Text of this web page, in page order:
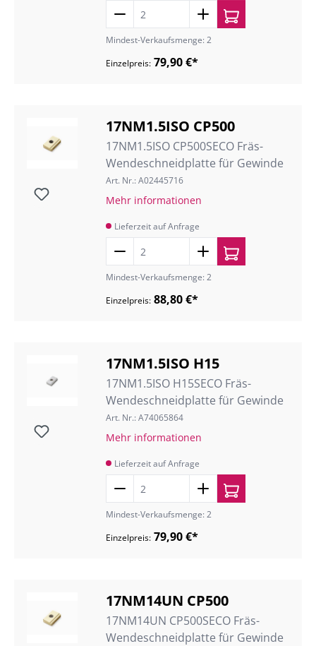
Mindest-Verkaufsmenge: 2
Einzelpreis: 79,90 €*
17NM1.5ISO CP500
17NM1.5ISO CP500SECO Fräs-
Wendeschneidplatte für Gewinde
Art. Nr.: A02445716
Mehr informationen
Lieferzeit auf Anfrage
Mindest-Verkaufsmenge: 2
Einzelpreis: 88,80 €*
17NM1.5ISO H15
17NM1.5ISO H15SECO Fräs-
Wendeschneidplatte für Gewinde
Art. Nr.: A74065864
Mehr informationen
Lieferzeit auf Anfrage
Mindest-Verkaufsmenge: 2
Einzelpreis: 79,90 €*
17NM14UN CP500
17NM14UN CP500SECO Fräs-
Wendeschneidplatte für Gewinde